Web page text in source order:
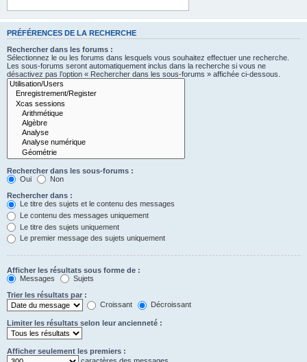
PRÉFÉRENCES DE LA RECHERCHE
Rechercher dans les forums :
Sélectionnez le ou les forums dans lesquels vous souhaitez effectuer une recherche.
Les sous-forums seront automatiquement inclus dans la recherche si vous ne
désactivez pas l’option « Rechercher dans les sous-forums » affichée ci-dessous.
Rechercher dans les sous-forums :
Oui
Non
Rechercher dans :
Le titre des sujets et le contenu des messages
Le contenu des messages uniquement
Le titre des sujets uniquement
Le premier message des sujets uniquement
Afficher les résultats sous forme de :
Messages
Sujets
Trier les résultats par :
Croissant
Décroissant
Limiter les résultats selon leur ancienneté :
Afficher seulement les premiers :